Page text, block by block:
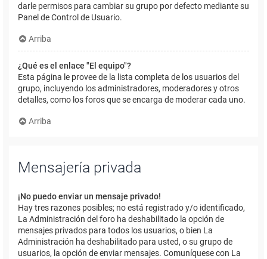
darle permisos para cambiar su grupo por defecto mediante su
Panel de Control de Usuario.
Arriba
¿Qué es el enlace "El equipo"?
Esta página le provee de la lista completa de los usuarios del
grupo, incluyendo los administradores, moderadores y otros
detalles, como los foros que se encarga de moderar cada uno.
Arriba
Mensajería privada
¡No puedo enviar un mensaje privado!
Hay tres razones posibles; no está registrado y/o identificado,
La Administración del foro ha deshabilitado la opción de
mensajes privados para todos los usuarios, o bien La
Administración ha deshabilitado para usted, o su grupo de
usuarios, la opción de enviar mensajes. Comuníquese con La